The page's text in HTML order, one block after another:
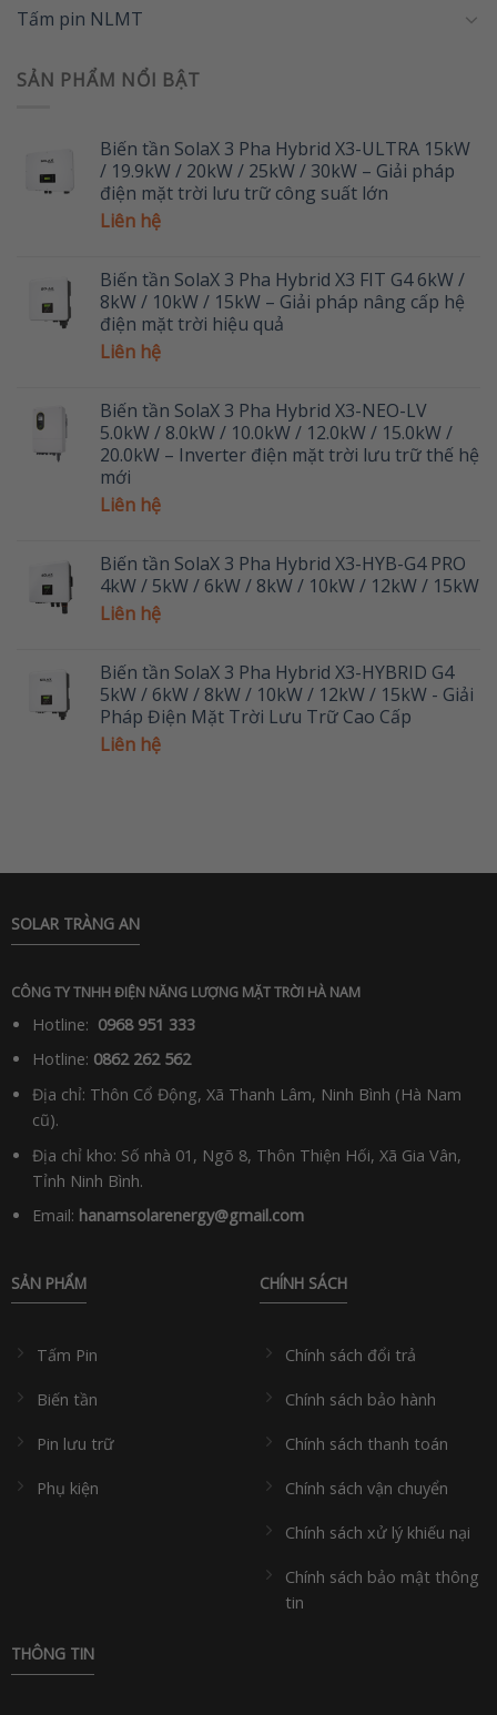
Tấm pin NLMT
SẢN PHẨM NỔI BẬT
Biến tần SolaX 3 Pha Hybrid X3-ULTRA 15kW
/ 19.9kW / 20kW / 25kW / 30kW – Giải pháp
điện mặt trời lưu trữ công suất lớn
Liên hệ
Biến tần SolaX 3 Pha Hybrid X3 FIT G4 6kW /
8kW / 10kW / 15kW – Giải pháp nâng cấp hệ
điện mặt trời hiệu quả
Liên hệ
Biến tần SolaX 3 Pha Hybrid X3-NEO-LV
5.0kW / 8.0kW / 10.0kW / 12.0kW / 15.0kW /
20.0kW – Inverter điện mặt trời lưu trữ thế hệ
mới
Liên hệ
Biến tần SolaX 3 Pha Hybrid X3-HYB-G4 PRO
4kW / 5kW / 6kW / 8kW / 10kW / 12kW / 15kW
Liên hệ
Biến tần SolaX 3 Pha Hybrid X3-HYBRID G4
5kW / 6kW / 8kW / 10kW / 12kW / 15kW - Giải
Pháp Điện Mặt Trời Lưu Trữ Cao Cấp
Liên hệ
SOLAR TRÀNG AN
CÔNG TY TNHH ĐIỆN NĂNG LƯỢNG MẶT TRỜI HÀ NAM
Hotline: 0968 951 333
Hotline: 0862 262 562
Địa chỉ: Thôn Cổ Động, Xã Thanh Lâm, Ninh Bình (Hà Nam
cũ).
Địa chỉ kho: Số nhà 01, Ngõ 8, Thôn Thiện Hối, Xã Gia Vân,
Tỉnh Ninh Bình.
Email: hanamsolarenergy@gmail.com
SẢN PHẨM
Tấm Pin
Biến tần
Pin lưu trữ
Phụ kiện
CHÍNH SÁCH
Chính sách đổi trả
Chính sách bảo hành
Chính sách thanh toán
Chính sách vận chuyển
Chính sách xử lý khiếu nại
Chính sách bảo mật thông
tin
THÔNG TIN